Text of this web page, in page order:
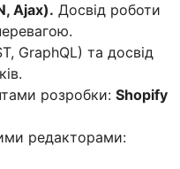
Ajax). Досвід роботи
GraphQL) та досвід
розробки: Shopify
редакторами: